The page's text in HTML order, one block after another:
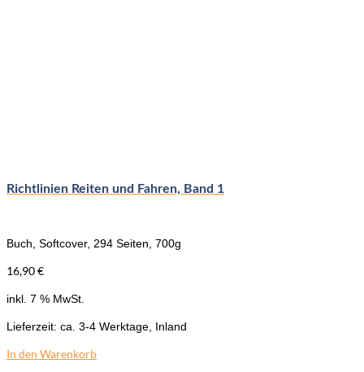
Richtlinien Reiten und Fahren, Band 1
Buch, Softcover, 294 Seiten, 700g
16,90€
inkl. 7 % MwSt.
Lieferzeit: ca. 3-4 Werktage, Inland
In den Warenkorb